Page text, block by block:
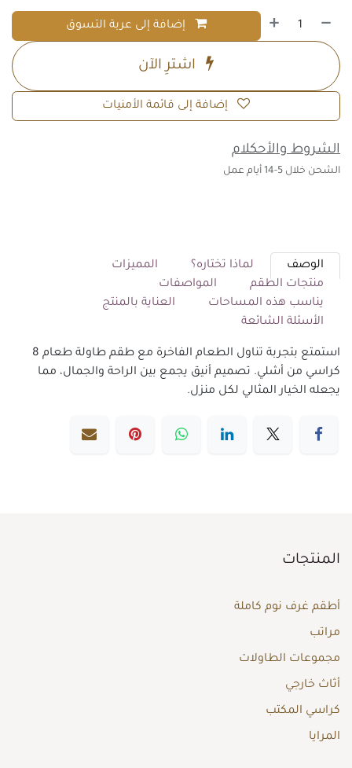
إضافة إلى عربة التسوق
اشترِ الآن
إضافة إلى قائمة الأمنيات
الشروط والأحكلام
الشحن خلال 5-14 أيام عمل
الوصف لماذا تختاره؟
المميزات
منتجات الطقم
المواصفات
يناسب هذه المساحات
العناية بالمنتج
الأسئلة الشائعة
استمتع بتجربة تناول الطعام الفاخرة مع طقم طاولة طعام 8
كراسي من أشلي. تصميم أنيق يجمع بين الراحة والجمال، مما
يجعله الخيار المثالي لكل منزل.
المنتجات
أطقم غرف نوم كاملة
مراتب
مجموعات الطاولات
أثاث خارجي
كراسي المكتب
المرايا